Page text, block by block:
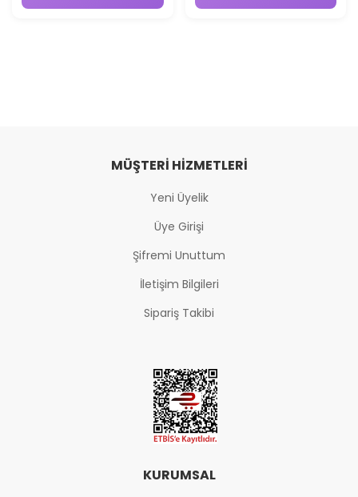
görünmesine destek sağlar.
MÜŞTERI HIZMETLERI
Yeni Üyelik
Üye Girişi
Şifremi Unuttum
İletişim Bilgileri
Sipariş Takibi
KURUMSAL